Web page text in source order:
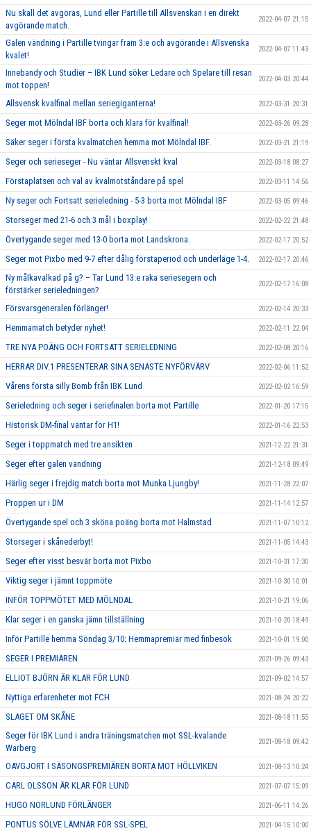
Nu skall det avgöras, Lund eller Partille till Allsvenskan i en direkt
avgörande match.
2022-04-07 21:15
Galen vändning i Partille tvingar fram 3:e och avgörande i Allsvenska
kvalet!
2022-04-07 11:43
Innebandy och Studier – IBK Lund söker Ledare och Spelare till resan
mot toppen!
2022-04-03 20:44
Allsvensk kvalfinal mellan seriegiganterna! 2022-03-31 20:31
Seger mot Mölndal IBF borta och klara för kvalfinal! 2022-03-26 09:28
Säker seger i första kvalmatchen hemma mot Mölndal IBF. 2022-03-21 21:19
Seger och serieseger - Nu väntar Allsvenskt kval 2022-03-18 08:27
Förstaplatsen och val av kvalmotståndare på spel 2022-03-11 14:56
Ny seger och Fortsatt serieledning - 5-3 borta mot Mölndal IBF 2022-03-05 09:46
Storseger med 21-6 och 3 mål i boxplay! 2022-02-22 21:48
Övertygande seger med 13-0 borta mot Landskrona. 2022-02-17 20:52
Seger mot Pixbo med 9-7 efter dålig förstaperiod och underläge 1-4. 2022-02-17 20:46
Ny målkavalkad på g? – Tar Lund 13:e raka seriesegern och
förstärker serieledningen?
2022-02-17 16:08
Försvarsgeneralen förlänger! 2022-02-14 20:33
Hemmamatch betyder nyhet! 2022-02-11 22:04
TRE NYA POÄNG OCH FORTSATT SERIELEDNING 2022-02-08 20:16
HERRAR DIV.1 PRESENTERAR SINA SENASTE NYFÖRVÄRV 2022-02-06 11:52
Vårens första silly Bomb från IBK Lund 2022-02-02 16:59
Serieledning och seger i seriefinalen borta mot Partille 2022-01-20 17:15
Historisk DM-final väntar för H1! 2022-01-16 22:53
Seger i toppmatch med tre ansikten 2021-12-22 21:31
Seger efter galen vändning 2021-12-18 09:49
Härlig seger i frejdig match borta mot Munka Ljungby! 2021-11-28 22:07
Proppen ur i DM 2021-11-14 12:57
Övertygande spel och 3 sköna poäng borta mot Halmstad 2021-11-07 10:12
Storseger i skånederbyt! 2021-11-05 14:43
Seger efter visst besvär borta mot Pixbo 2021-10-31 17:30
Viktig seger i jämnt toppmöte 2021-10-30 10:01
INFÖR TOPPMÖTET MED MÖLNDAL 2021-10-21 19:06
Klar seger i en ganska jämn tillställning 2021-10-20 18:49
Inför Partille hemma Söndag 3/10: Hemmapremiär med finbesök 2021-10-01 19:00
SEGER I PREMIÄREN 2021-09-26 09:43
ELLIOT BJÖRN ÄR KLAR FÖR LUND 2021-09-02 14:57
Nyttiga erfarenheter mot FCH 2021-08-24 20:22
SLAGET OM SKÅNE 2021-08-18 11:55
Seger för IBK Lund i andra träningsmatchen mot SSL-kvalande
Warberg
2021-08-18 09:42
OAVGJORT I SÄSONGSPREMIÄREN BORTA MOT HÖLLVIKEN 2021-08-13 10:24
CARL OLSSON ÄR KLAR FÖR LUND 2021-07-07 15:09
HUGO NORLUND FÖRLÄNGER 2021-06-11 14:26
PONTUS SÖLVE LÄMNAR FÖR SSL-SPEL 2021-04-15 10:00